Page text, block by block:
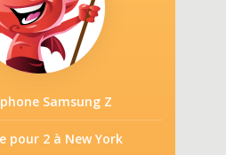
Samsung Z
pour 2 à New York